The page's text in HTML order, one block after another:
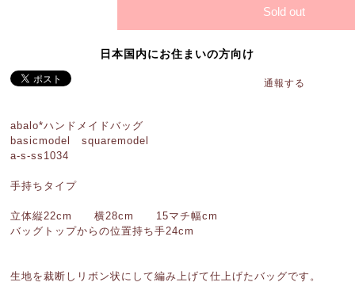
Sold out
日本国内にお住まいの方向け
通報する
abalo*ハンドメイドバッグ
basicmodel squaremodel
a-s-ss1034
手持ちタイプ
立体縦22cm 横28cm 15マチ幅cm
バッグトップからの位置持ち手24cm
生地を裁断しリボン状にして編み上げて仕上げたバッグです。